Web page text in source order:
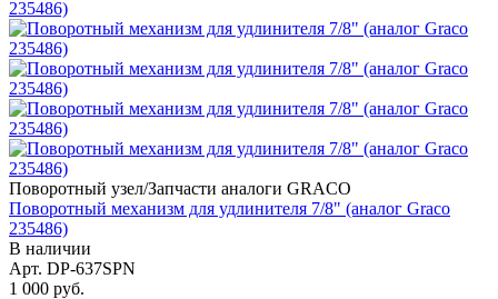
Поворотный узел/Запчасти аналоги GRACO
Поворотный механизм для удлинителя 7/8" (аналог Graco
235486)
В наличии
Арт. DP-637SPN
1 000 руб.